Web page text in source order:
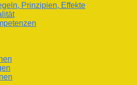
Prinzipien, Effekte